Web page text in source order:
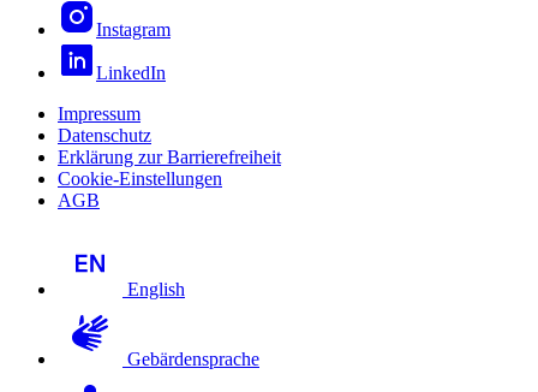
Instagram
LinkedIn
Impressum
Datenschutz
Erklärung zur Barrierefreiheit
Cookie-Einstellungen
AGB
English
Gebärdensprache